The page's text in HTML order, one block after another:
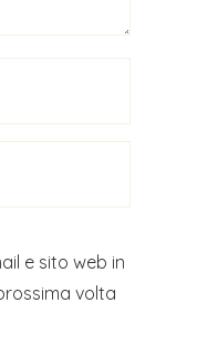
e sito web in
volta